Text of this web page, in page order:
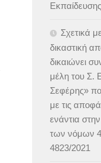
Σχετικά
δικαστική
δικαιώνει
μέλη του Σ.
Σεφέρης»
με τις
ενάντια
των νόμων
4823/2021